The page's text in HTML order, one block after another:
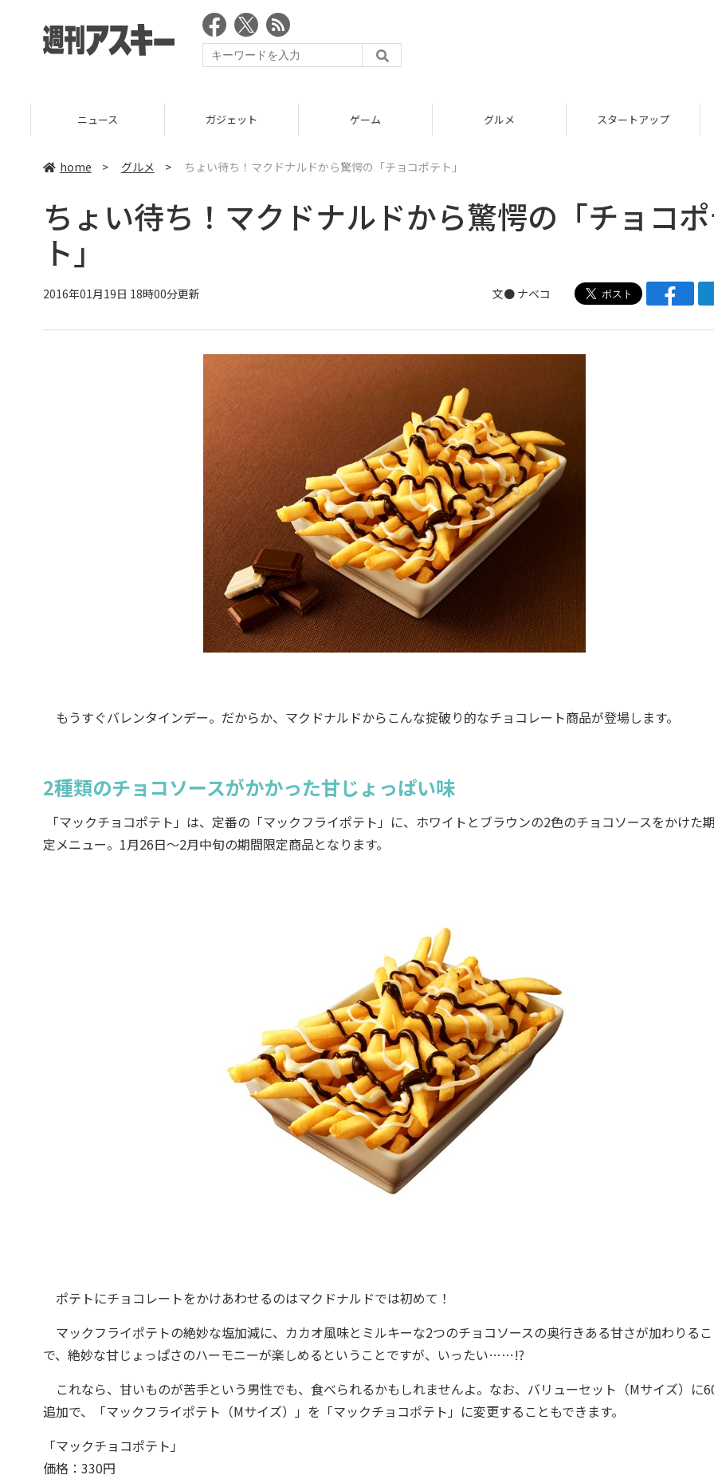
ニュース ガジェット スタートアップ
home > グルメ > ちょい待ち！マクドナルドから驚愕の「チョコポテト」
ちょい待ち！マクドナルドから驚愕の「チョコ
ト」
2016年01月19日 18時00分更新 文● ナベコ
もうすぐバレンタインデー。だからか、マクドナルドからこんな掟破り的なチョコレート商品が登場します。
2種類のチョコソースがかかった甘じょっぱい味
「マックチョコポテト」は、定番の「マックフライポテト」に、ホワイトとブラウンの2色のチョコソースをかけた
定メニュー。1月26日～2月中旬の期間限定商品となります。
ポテトにチョコレートをかけあわせるのはマクドナルドでは初めて！
マックフライポテトの絶妙な塩加減に、カカオ風味とミルキーな2つのチョコソースの奥行きある甘さが加わりる
で、絶妙な甘じょっぱさのハーモニーが楽しめるということですが、いったい……!?
これなら、甘いものが苦手という男性でも、食べられるかもしれませんよ。なお、バリューセット（Mサイズ）に
追加で、「マックフライポテト（Mサイズ）」を「マックチョコポテト」に変更することもできます。
「マックチョコポテト」
価格：330円